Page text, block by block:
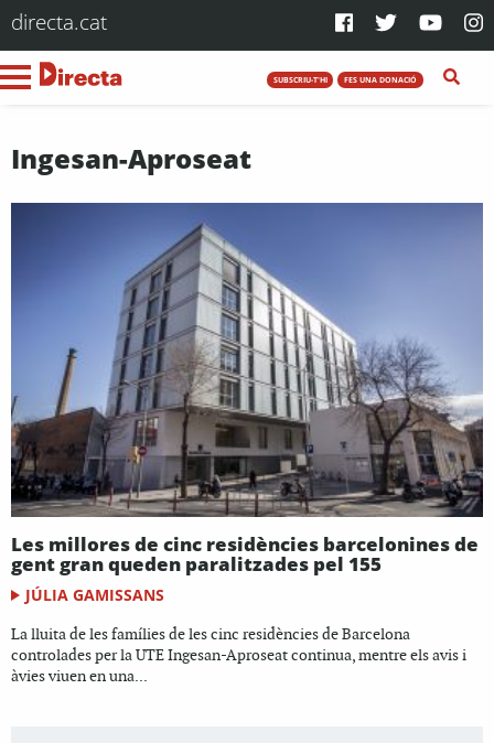
directa.cat
SUBSCRIU-T'HI FES UNA DONACIÓ
Ingesan-Aproseat
Les millores de cinc residències barcelonines de
gent gran queden paralitzades pel 155
JÚLIA GAMISSANS
La lluita de les famílies de les cinc residències de Barcelona
controlades per la UTE Ingesan-Aproseat continua, mentre els avis i
àvies viuen en una...